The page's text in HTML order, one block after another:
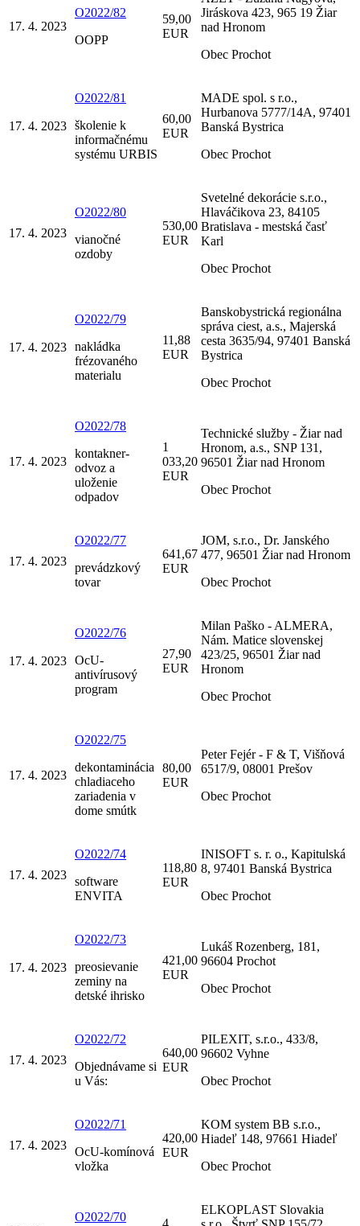
17. 4. 2023
O2022/82
OOPP
59,00
EUR
Jiráskova 423, 965 19 Žiar
nad Hronom
Obec Prochot
17. 4. 2023
O2022/81
školenie k
informačnému
systému URBIS
60,00
EUR
MADE spol. s r.o.,
Hurbanova 5777/14A, 97401
Banská Bystrica
Obec Prochot
17. 4. 2023
O2022/80
vianočné
ozdoby
530,00
EUR
Svetelné dekorácie s.r.o.,
Hlaváčikova 23, 84105
Bratislava - mestská časť
Karl
Obec Prochot
17. 4. 2023
O2022/79
nakládka
frézovaného
materialu
11,88
EUR
Banskobystrická regionálna
správa ciest, a.s., Majerská
cesta 3635/94, 97401 Banská
Bystrica
Obec Prochot
17. 4. 2023
O2022/78
kontakner-
odvoz a
uloženie
odpadov
1
033,20
EUR
Technické služby - Žiar nad
Hronom, a.s., SNP 131,
96501 Žiar nad Hronom
Obec Prochot
17. 4. 2023
O2022/77
prevádzkový
tovar
641,67
EUR
JOM, s.r.o., Dr. Janského
477, 96501 Žiar nad Hronom
Obec Prochot
17. 4. 2023
O2022/76
OcU-
antivírusový
program
27,90
EUR
Milan Paško - ALMERA,
Nám. Matice slovenskej
423/25, 96501 Žiar nad
Hronom
Obec Prochot
17. 4. 2023
O2022/75
dekontaminácia
chladiaceho
zariadenia v
dome smútk
80,00
EUR
Peter Fejér - F & T, Višňová
6517/9, 08001 Prešov
Obec Prochot
17. 4. 2023
O2022/74
software
ENVITA
118,80
EUR
INISOFT s. r. o., Kapitulská
8, 97401 Banská Bystrica
Obec Prochot
17. 4. 2023
O2022/73
preosievanie
zeminy na
detské ihrisko
421,00
EUR
Lukáš Rozenberg, 181,
96604 Prochot
Obec Prochot
17. 4. 2023
O2022/72
Objednávame si
u Vás:
640,00
EUR
PILEXIT, s.r.o., 433/8,
96602 Vyhne
Obec Prochot
17. 4. 2023
O2022/71
OcU-komínová
vložka
420,00
EUR
KOM system BB s.r.o.,
Hiadeľ 148, 97661 Hiadeľ
Obec Prochot
O2022/70
4
ELKOPLAST Slovakia